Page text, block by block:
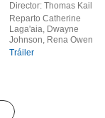
Director: Thomas Kail
Reparto Catherine
Laga'aia, Dwayne
Johnson, Rena Owen
Tráiler